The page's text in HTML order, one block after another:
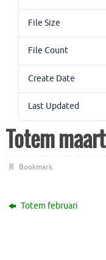
File Size
File Count
Create Date
Last Updated
Totem maart
Bookmark.
Totem februari